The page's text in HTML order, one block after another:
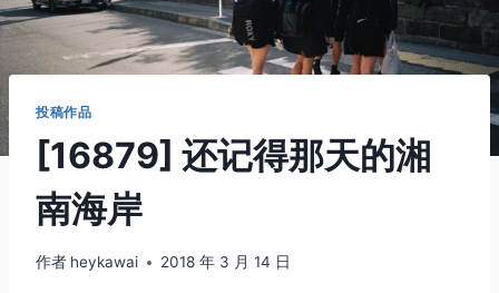
投稿作品
[16879] 还记得那天的湘
南海岸
作者 heykawai 2018 年 3 月 14 日